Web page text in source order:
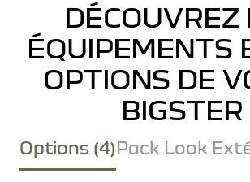
DÉCOUVREZ
ÉQUIPEMENTS
OPTIONS DE
BIGSTER
Options (4)Pack Look